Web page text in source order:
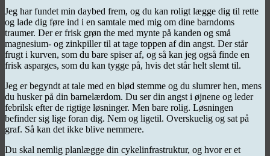
Jeg har fundet min daybed frem, og du kan roligt lægge dig til rette
og lade dig føre ind i en samtale med mig om dine barndoms
traumer. Der er frisk grøn the med mynte på kanden og små
magnesium- og zinkpiller til at tage toppen af din angst. Der står
frugt i kurven, som du bare spiser af, og så kan jeg også finde en
frisk asparges, som du kan tygge på, hvis det står helt slemt til.
Jeg er begyndt at tale med en blød stemme og du slumrer hen, mens
du husker på din barnelærdom. Du ser din angst i øjnene og leder
febrilsk efter de rigtige løsninger. Men bare rolig. Løsningen
befinder sig lige foran dig. Nem og ligetil. Overskuelig og sat på
graf. Så kan det ikke blive nemmere.
Du skal nemlig planlægge din cykelinfrastruktur, og hvor er et